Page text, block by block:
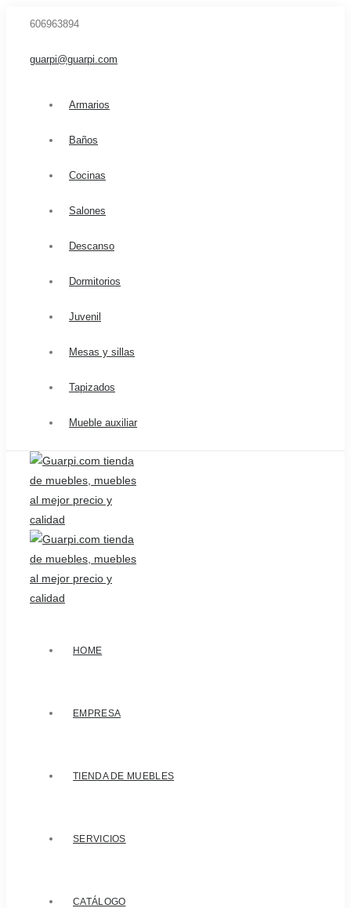
606963894
guarpi@guarpi.com
Armarios
Baños
Cocinas
Salones
Descanso
Dormitorios
Juvenil
Mesas y sillas
Tapizados
Mueble auxiliar
HOME
EMPRESA
TIENDA DE MUEBLES
SERVICIOS
CATÁLOGO